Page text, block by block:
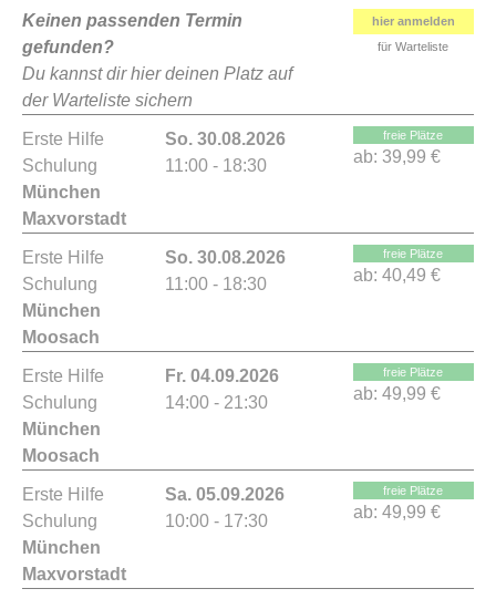
Keinen passenden Termin
gefunden?
Du kannst dir hier deinen Platz auf
der Warteliste sichern
hier anmelden
für Warteliste
Erste Hilfe
Schulung
München
Maxvorstadt
So. 30.08.2026
11:00 - 18:30
freie Plätze
ab: 39,99 €
Erste Hilfe
Schulung
München
Moosach
So. 30.08.2026
11:00 - 18:30
freie Plätze
ab: 40,49 €
Erste Hilfe
Schulung
München
Moosach
Fr. 04.09.2026
14:00 - 21:30
freie Plätze
ab: 49,99 €
Erste Hilfe
Schulung
München
Maxvorstadt
Sa. 05.09.2026
10:00 - 17:30
freie Plätze
ab: 49,99 €